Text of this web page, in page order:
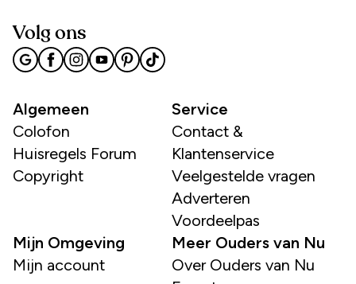
Volg ons
Algemeen
Colofon
Huisregels Forum
Copyright
Service
Contact &
Klantenservice
Veelgestelde vragen
Adverteren
Voordeelpas
Mijn Omgeving
Mijn account
Meer Ouders van Nu
Over Ouders van Nu